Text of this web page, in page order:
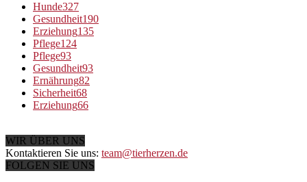
Hunde327
Gesundheit190
Erziehung135
Pflege124
Pflege93
Gesundheit93
Ernährung82
Sicherheit68
Erziehung66
WIR ÜBER UNS
Kontaktieren Sie uns: team@tierherzen.de
FOLGEN SIE UNS